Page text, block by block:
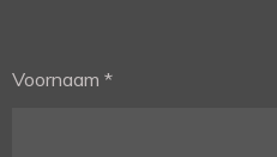
Voornaam *